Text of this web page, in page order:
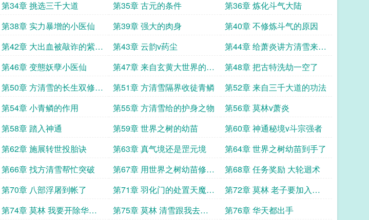
第34章 挑选三千大道 第35章 古元的条件
第36章 炼化斗气大陆
第38章 实力暴增的小医仙 第39章 强大的肉身
第40章 不修炼斗气的原因
第42章 大出血被敲诈的紫晶
翼狮王
第43章 云韵v药尘
第44章 给萧炎讲方清雪来完
婚
第46章 变態妖孽小医仙
第47章 来自玄黄大世界的宝
物
第48章 把古特洗劫一空了
第50章 方清雪的长生双修大
计划
第51章 方清雪隔界收徒青鳞
第52章 来自三千大道的功法
第54章 小青鳞的作用 第55章 方清雪给的护身之物
第56章 莫林v萧炎
第58章 踏入神通 第59章 世界之树的幼苗
第60章 神通秘境v斗宗强者
第62章 施展转世投胎诀 第63章 真气境还是罡元境
第64章 世界之树幼苗到手了
第66章 找方清雪帮忙突破
第67章 用世界之树幼苗修炼
真气
第68章 任务奖励 大轮迴术
第70章 八部浮屠到帐了
第71章 羽化门的处置天魔长
老
第72章 莫林 老子要加入玲
瓏福地
第74章 莫林 我要开除华天
第75章 莫林 清雪跟我去玲
第76章 华天都出手